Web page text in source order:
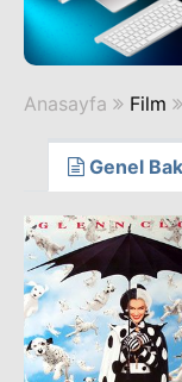
Anasayfa Film
Genel